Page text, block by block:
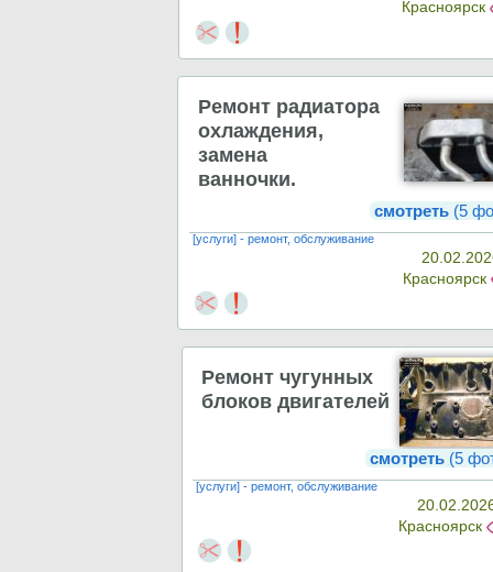
Красноярск
Ремонт радиатора
охлаждения,
замена
ванночки.
смотреть(5
[услуги] - ремонт, обслуживание
Красноярск
Ремонт чугунных
блоков двигателей
смотреть (5
[услуги] - ремонт, обслуживание
Красноярск